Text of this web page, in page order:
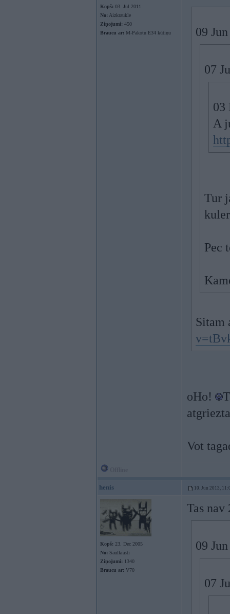
Kopš: 03. Jul 2011
No: Aizkraukle
Ziņojumi: 450
Braucu ar: M-Pakotu E34 kūtiņu 09
07
03
A
Tur
Pec
Sitam
oHo!
Vot
henis 10. Jun 2013,
Kopš: 23. Dec 2005
No: Saulkrasti
Ziņojumi: 1340
Braucu ar: V70
Tas nav
09
07